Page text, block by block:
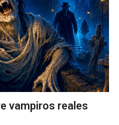
vampiros reales